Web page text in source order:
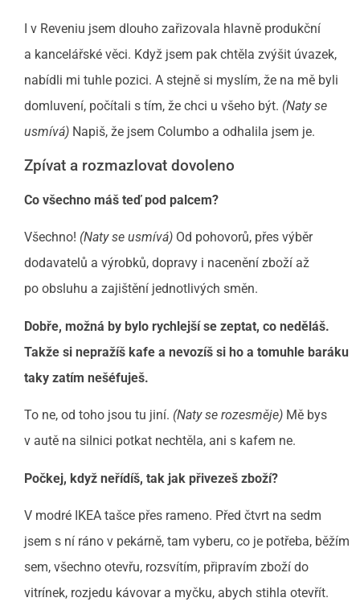
I v Reveniu jsem dlouho zařizovala hlavně produkční
a kancelářské věci. Když jsem pak chtěla zvýšit úvazek,
nabídli mi tuhle pozici. A stejně si myslím, že na mě byli
domluvení, počítali s tím, že chci u všeho být. (Naty se
usmívá) Napiš, že jsem Columbo a odhalila jsem je.
Zpívat a rozmazlovat dovoleno
Co všechno máš teď pod palcem?
Všechno! (Naty se usmívá) Od pohovorů, přes výběr
dodavatelů a výrobků, dopravy i nacenění zboží až
po obsluhu a zajištění jednotlivých směn.
Dobře, možná by bylo rychlejší se zeptat, co neděláš.
Takže si nepražíš kafe a nevozíš si ho a tomuhle baráku
taky zatím nešéfuješ.
To ne, od toho jsou tu jiní. (Naty se rozesměje) Mě bys
v autě na silnici potkat nechtěla, ani s kafem ne.
Počkej, když neřídíš, tak jak přivezeš zboží?
V modré IKEA tašce přes rameno. Před čtvrt na sedm
jsem s ní ráno v pekárně, tam vyberu, co je potřeba, běžím
sem, všechno otevřu, rozsvítím, připravím zboží do
vitrínek, rozjedu kávovar a myčku, abych stihla otevřít.